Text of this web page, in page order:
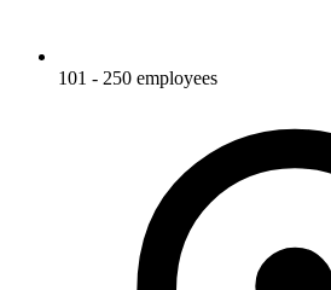
101 - 250 employees